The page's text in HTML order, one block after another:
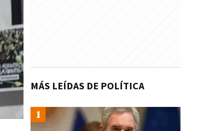
MÁS LEÍDAS DE POLÍTICA